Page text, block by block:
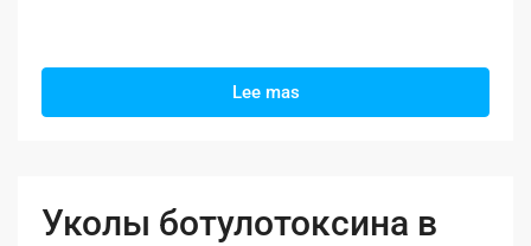
Lee mas
Уколы ботулотоксина в